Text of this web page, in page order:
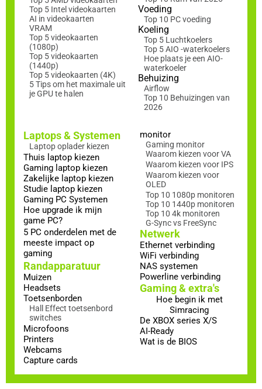
Top 5 Intel videokaarten
AI in videokaarten
VRAM
Top 5 videokaarten
(1080p)
Top 5 videokaarten
(1440p)
Top 5 videokaarten (4K)
5 Tips om het maximale uit
je GPU te halen
Voeding
Top 10 PC voeding
Koeling
Top 5 Luchtkoelers
Top 5 AIO -waterkoelers
Hoe plaats je een AIO-
waterkoeler
Behuizing
Airflow
Top 10 Behuizingen van
2026
Laptops & Systemen
Laptop oplader kiezen
Thuis laptop kiezen
Gaming laptop kiezen
Zakelijke laptop kiezen
Studie laptop kiezen
Gaming PC Systemen
Hoe upgrade ik mijn
game PC?
5 PC onderdelen met de
meeste impact op
gaming
Randapparatuur
Muizen
Headsets
Toetsenborden
Hall Effect toetsenbord
switches
Microfoons
Printers
Webcams
Capture cards
monitor
Gaming monitor
Waarom kiezen voor VA
Waarom kiezen voor IPS
Waarom kiezen voor
OLED
Top 10 1080p monitoren
Top 10 1440p monitoren
Top 10 4k monitoren
G-Sync vs FreeSync
Netwerk
Ethernet verbinding
WiFi verbinding
NAS systemen
Powerline verbinding
Gaming & extra's
Hoe begin ik met
Simracing
De XBOX series X/S
AI-Ready
Wat is de BIOS